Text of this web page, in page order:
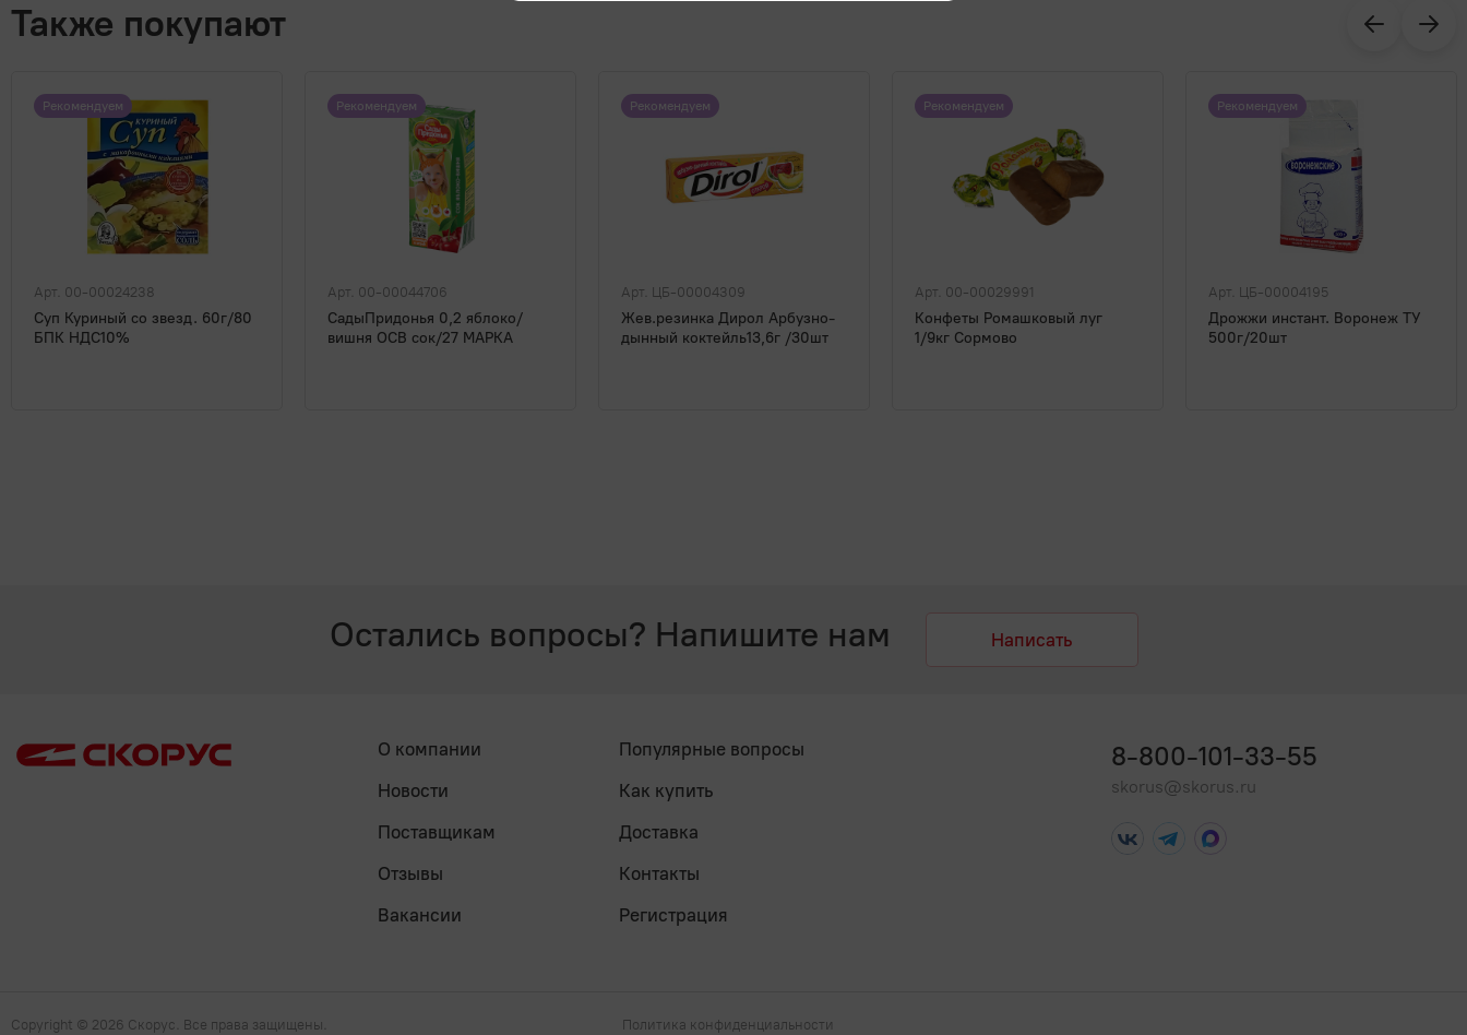
Также покупают
Рекомендуем
Арт. 00-00024238
Суп Куриный со звезд. 60г/80
БПК НДС10%
Рекомендуем
Арт. 00-00044706
СадыПридонья 0,2 яблоко/
вишня ОСВ сок/27 МАРКА
Рекомендуем
Арт. ЦБ-00004309
Жев.резинка Дирол Арбузно-
дынный коктейль13,6г /30шт
Рекомендуем
Арт. 00-00029991
Конфеты Ромашковый луг
1/9кг Сормово
Рекомендуем
Арт. ЦБ-00004195
Дрожжи инстант. Воронеж ТУ
500г/20шт
Остались вопросы? Напишите нам Написать
О компании
Новости
Поставщикам
Отзывы
Вакансии
Популярные вопросы
Как купить
Доставка
Контакты
Регистрация
8-800-101-33-55
skorus@skorus.ru
Copyright © 2026 Скорус. Все права защищены. Политика конфиденциальности